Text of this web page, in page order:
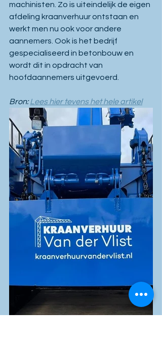
machinisten. Zo is uiteindelijk de eigen
afdeling kraanverhuur ontstaan en
werkt men nu ook voor andere
aannemers. Ook is het bedrijf
gespecialiseerd in betonbouw en
wordt dit in opdracht van
hoofdaannemers uitgevoerd.
Bron: Lees hier tevens het hele artikel